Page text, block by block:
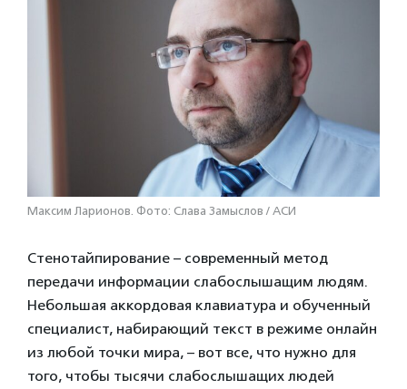
Максим Ларионов. Фото: Слава Замыслов / АСИ
Стенотайпирование – современный метод
передачи информации слабослышащим людям.
Небольшая аккордовая клавиатура и обученный
специалист, набирающий текст в режиме онлайн
из любой точки мира, – вот все, что нужно для
того, чтобы тысячи слабослышащих людей